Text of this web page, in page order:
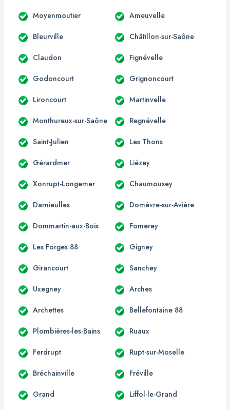
Moyenmoutier Ameuvelle
Bleurville Châtillon-sur-Saône
Claudon Fignévelle
Godoncourt Grignoncourt
Lironcourt Martinvelle
Monthureux-sur-Saône Regnévelle
Saint-Julien Les Thons
Gérardmer Liézey
Xonrupt-Longemer Chaumousey
Darnieulles Domèvre-sur-Avière
Dommartin-aux-Bois Fomerey
Les Forges 88 Gigney
Girancourt Sanchey
Uxegney Arches
Archettes Bellefontaine 88
Plombières-les-Bains Ruaux
Ferdrupt Rupt-sur-Moselle
Bréchainville Fréville
Grand Liffol-le-Grand